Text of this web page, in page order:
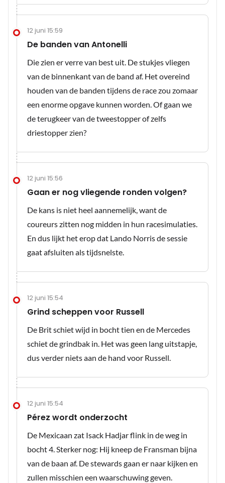
12 juni 15:59
De banden van Antonelli
Die zien er verre van best uit. De stukjes vliegen
van de binnenkant van de band af. Het overeind
houden van de banden tijdens de race zou zomaar
een enorme opgave kunnen worden. Of gaan we
de terugkeer van de tweestopper of zelfs
driestopper zien?
12 juni 15:56
Gaan er nog vliegende ronden volgen?
De kans is niet heel aannemelijk, want de
coureurs zitten nog midden in hun racesimulaties.
En dus lijkt het erop dat Lando Norris de sessie
gaat afsluiten als tijdsnelste.
12 juni 15:54
Grind scheppen voor Russell
De Brit schiet wijd in bocht tien en de Mercedes
schiet de grindbak in. Het was geen lang uitstapje,
dus verder niets aan de hand voor Russell.
12 juni 15:54
Pérez wordt onderzocht
De Mexicaan zat Isack Hadjar flink in de weg in
bocht 4. Sterker nog: Hij kneep de Fransman bijna
van de baan af. De stewards gaan er naar kijken en
zullen misschien een waarschuwing geven.